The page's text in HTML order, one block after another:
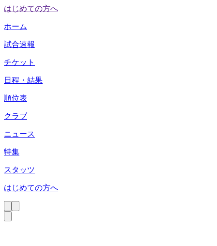
はじめての方へ
ホーム
試合速報
チケット
日程・結果
順位表
クラブ
ニュース
特集
スタッツ
はじめての方へ